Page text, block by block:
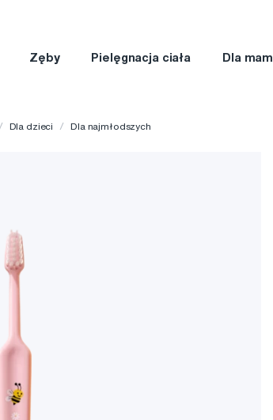
Zęby Pielęgnacja ciała Dla mam
Dla dzieci Dla najmłodszych